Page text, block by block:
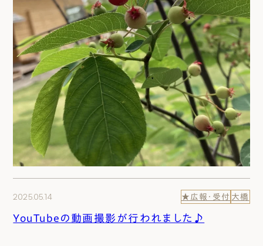
2025.05.14 ★広報・受付 大橋
YouTubeの動画撮影が行われました♪